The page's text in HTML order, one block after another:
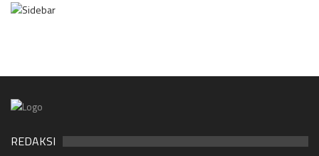
REDAKSI